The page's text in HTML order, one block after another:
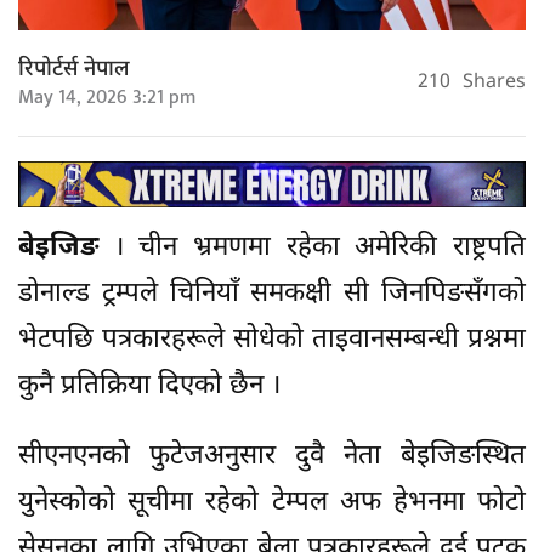
रिपोर्टर्स नेपाल
May 14, 2026 3:21 pm 210 Shares
बेइजिङ । चीन भ्रमणमा रहेका अमेरिकी राष्ट्रपति
डोनाल्ड ट्रम्पले चिनियाँ समकक्षी सी जिनपिङसँगको
भेटपछि पत्रकारहरूले सोधेको ताइवानसम्बन्धी प्रश्नमा
कुनै प्रतिक्रिया दिएको छैन ।
सीएनएनको फुटेजअनुसार दुवै नेता बेइजिङस्थित
युनेस्कोको सूचीमा रहेको टेम्पल अफ हेभनमा फोटो